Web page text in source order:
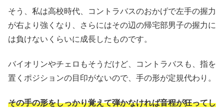
そう、私は高校時代、コントラバスのおかげで左手の握力
が右より強くなり、さらにはその辺の帰宅部男子の握力に
は負けないくらいに成長したものです。
バイオリンやチェロもそうだけど、コントラバスも、指を
置くポジションの目印がないので、手の形が定規代わり。
その手の形をしっかり覚えて弾かなければ音程が狂ってし